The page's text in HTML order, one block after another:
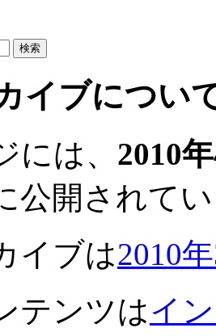
イブについ
には、 2010
公開されて
イブは2010
テンツはイ